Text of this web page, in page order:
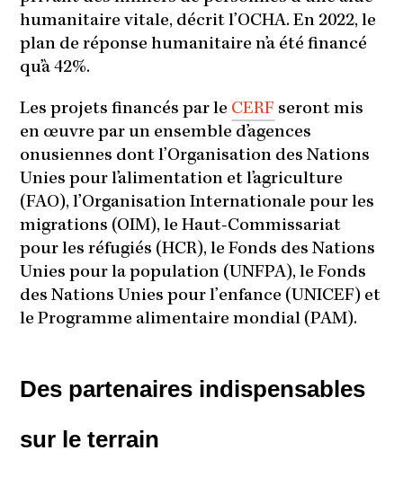
humanitaire vitale, décrit l’OCHA. En 2022, le
plan de réponse humanitaire n’a été financé
qu’à 42%.
Les projets financés par le CERF seront mis
en œuvre par un ensemble d’agences
onusiennes dont l’Organisation des Nations
Unies pour l’alimentation et l’agriculture
(FAO), l’Organisation Internationale pour les
migrations (OIM), le Haut-Commissariat
pour les réfugiés (HCR), le Fonds des Nations
Unies pour la population (UNFPA), le Fonds
des Nations Unies pour l’enfance (UNICEF) et
le Programme alimentaire mondial (PAM).
Des partenaires indispensables
sur le terrain